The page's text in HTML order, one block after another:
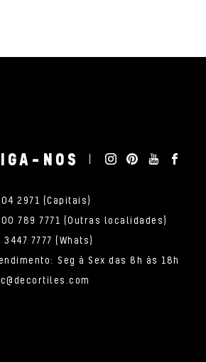
NOS
2971 (Capitais)
789 7771 (Outras localidades)
3447 7777 (Whats)
Seg à Sex das 8h às 18h